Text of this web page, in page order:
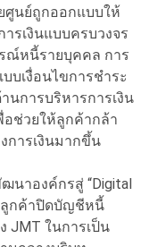
ศูนย์ถูกออกแบบให้
รเงินแบบครบวงจร
ณ์หนี้รายบุคคล การ
บเงื่อนไขการชำระ
นการบริหารการเงิน
อช่วยให้ลูกค้ากล้า
การเงินมากขึ้น
นาองค์กรสู่ “Digital
ลูกค้าปิดบัญชีหนี้
JMT ในการเป็น